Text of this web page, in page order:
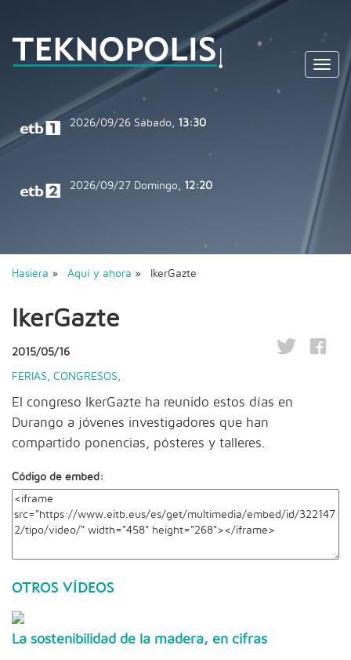
2026/09/26 Sábado, 13:30
2026/09/27 Domingo, 12:20
Hasiera » Aquí y ahora » IkerGazte
IkerGazte
2015/05/16
FERIAS, CONGRESOS
El congreso IkerGazte ha reunido estos días en
Durango a jóvenes investigadores que han
compartido ponencias, pósteres y talleres.
Código de embed:
OTROS VÍDEOS
La sostenibilidad de la madera, en cifras